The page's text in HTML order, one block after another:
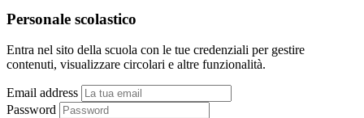
Personale scolastico
Entra nel sito della scuola con le tue credenziali per gestire
contenuti, visualizzare circolari e altre funzionalità.
Email address
Password